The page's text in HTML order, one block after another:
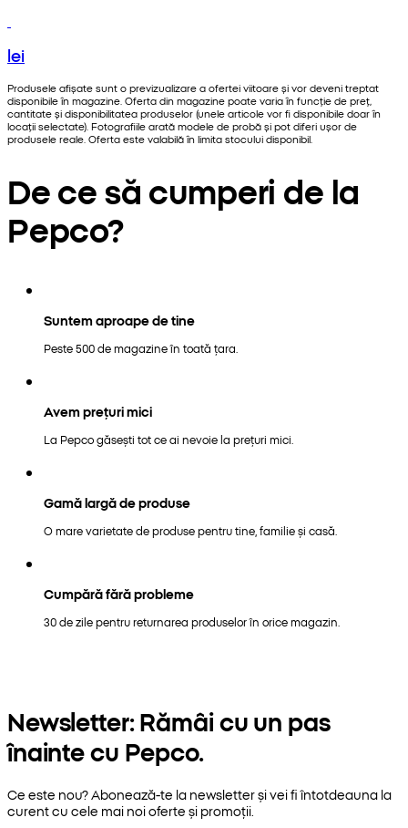
lei
Produsele afișate sunt o previzualizare a ofertei viitoare și vor deveni treptat
disponibile în magazine. Oferta din magazine poate varia în funcție de preț,
cantitate și disponibilitatea produselor (unele articole vor fi disponibile doar în
locații selectate). Fotografiile arată modele de probă și pot diferi ușor de
produsele reale. Oferta este valabilă în limita stocului disponibil.
De ce să cumperi de la
Pepco?
Suntem aproape de tine
Peste 500 de magazine în toată țara.
Avem prețuri mici
La Pepco găsești tot ce ai nevoie la prețuri mici.
Gamă largă de produse
O mare varietate de produse pentru tine, familie și casă.
Cumpără fără probleme
30 de zile pentru returnarea produselor în orice magazin.
Newsletter: Rămâi cu un pas
înainte cu Pepco.
Ce este nou? Abonează-te la newsletter și vei fi întotdeauna la
curent cu cele mai noi oferte și promoții.